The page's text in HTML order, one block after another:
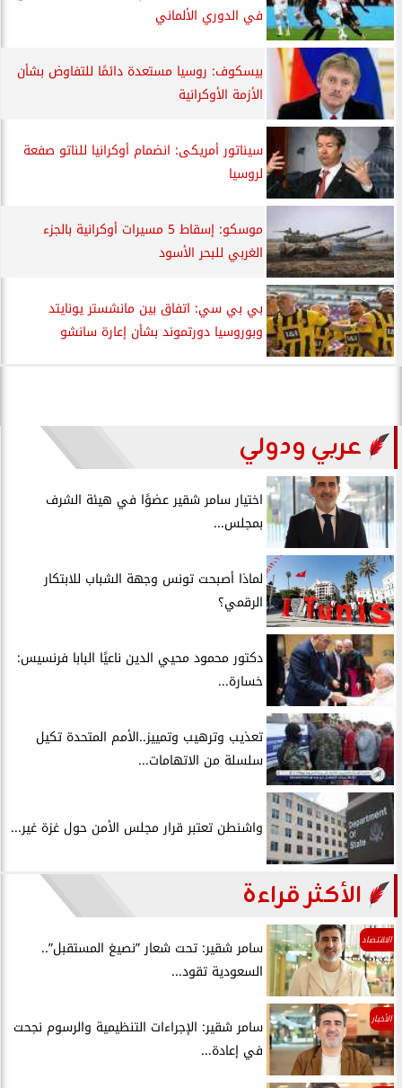
في الدوري الألماني
بيسكوف: روسيا مستعدة دائمًا للتفاوض بشأن
الأزمة الأوكرانية
سيناتور أمريكى: انضمام أوكرانيا للناتو صفعة
لروسيا
موسكو: إسقاط 5 مسيرات أوكرانية بالجزء
الغربي للبحر الأسود
بي بي سي: اتفاق بين مانشستر يونايتد
وبوروسيا دورتموند بشأن إعارة سانشو
عربي ودولي
اختيار سامر شقير عضوًا في هيئة الشرف
بمجلس...
لماذا أصبحت تونس وجهة الشباب للابتكار
الرقمي؟
دكتور محمود محيي الدين ناعيًا البابا فرنسيس:
خسارة...
تعذيب وترهيب وتمييز..الأمم المتحدة تكيل
سلسلة من الاتهامات...
واشنطن تعتبر قرار مجلس الأمن حول غزة غير...
الأكثر قراءة
الاقتصاد
سامر شقير: تحت شعار ”نصيغ المستقبل”..
السعودية تقود...
الأخبار
سامر شقير: الإجراءات التنظيمية والرسوم نجحت
في إعادة...